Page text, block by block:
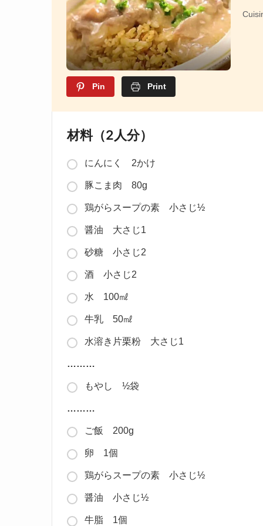
Pin Print
材料（2人分）
にんにく 2かけ
豚こま肉 80g
鶏がらスープの素 小さじ½
醤油 大さじ1
砂糖 小さじ2
酒 小さじ2
水 100㎖
牛乳 50㎖
水溶き片栗粉 大さじ1
………
もやし ½袋
………
ご飯 200g
卵 1個
鶏がらスープの素 小さじ½
醤油 小さじ½
牛脂 1個